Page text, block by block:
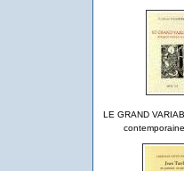
LE GRAND